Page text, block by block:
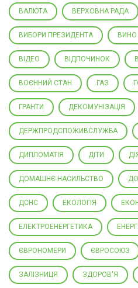
ВАЛЮТА ВЕРХОВНА РАДА
ВИБОРИ ПРЕЗИДЕНТА ВИНО
ВІДЕО ВІДПОЧИНОК
ВОЄННИЙ СТАН ГАЗ
ГРАНТИ ДЕКОМУНІЗАЦІЯ
ДЕРЖПРОДСПОЖИВСЛУЖБА
ДИПЛОМАТІЯ ДІТИ
ДОМАШНЄ НАСИЛЬСТВО
ДСНС ЕКОЛОГІЯ
ЕЛЕКТРОЕНЕРГЕТИКА
ЄВРОНОМЕРИ ЄВРОСОЮЗ
ЗАЛІЗНИЦЯ ЗДОРОВ'Я